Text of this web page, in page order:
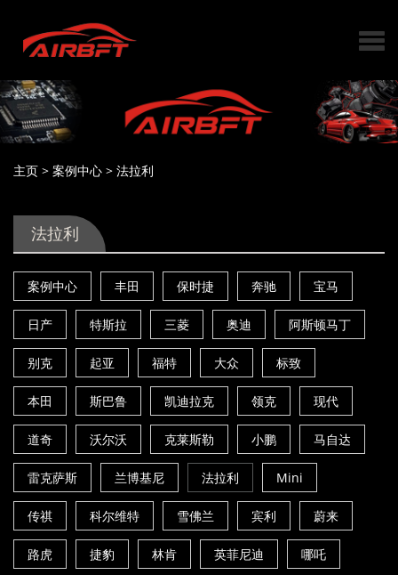
主页 > 案例中心 > 法拉利
法拉利
案例中心 丰田 保时捷 奔驰 宝马
日产 特斯拉 三菱 奥迪 阿斯顿马丁
别克 起亚 福特 大众 标致
本田 斯巴鲁 凯迪拉克 领克 现代
道奇 沃尔沃 克莱斯勒 小鹏 马自达
雷克萨斯 兰博基尼 法拉利 Mini
传祺 科尔维特 雪佛兰 宾利 蔚来
路虎 捷豹 林肯 英菲尼迪 哪吒